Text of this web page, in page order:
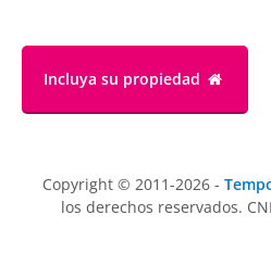
Incluya su propiedad
Copyright © 2011-2026 -
los derechos reservados.